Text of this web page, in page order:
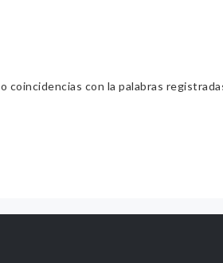
coincidencias con la palabras